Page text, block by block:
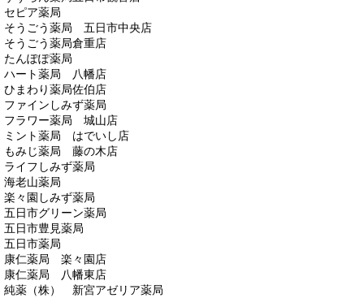
セピア薬局
そうごう薬局 五日市中央店
そうごう薬局倉重店
たんぽぽ薬局
ハート薬局 八幡店
ひまわり薬局佐伯店
ファインしみず薬局
フラワー薬局 城山店
ミント薬局 はでいし店
もみじ薬局 藤の木店
ライフしみず薬局
海老山薬局
楽々園しみず薬局
五日市グリーン薬局
五日市豊見薬局
五日市薬局
康仁薬局 楽々園店
康仁薬局 八幡東店
純薬（株） 新宮アゼリア薬局